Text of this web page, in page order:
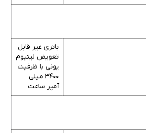
باتری غیر قابل
تعویض لیتیوم
یونی با ظرفیت
3400 میلی
آمپر ساعت